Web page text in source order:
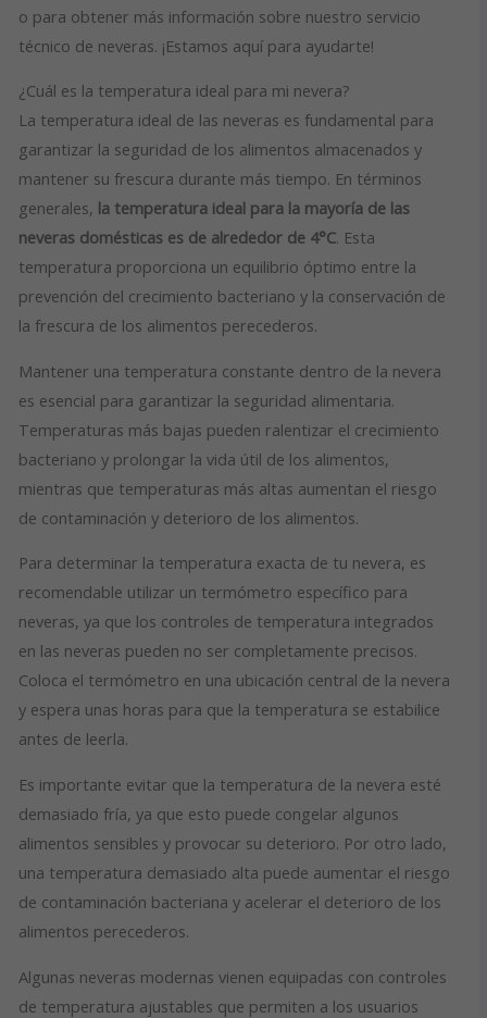
o para obtener más información sobre nuestro servicio
técnico de neveras. ¡Estamos aquí para ayudarte!
¿Cuál es la temperatura ideal para mi nevera?
La temperatura ideal de las neveras es fundamental para
garantizar la seguridad de los alimentos almacenados y
mantener su frescura durante más tiempo. En términos
generales, la temperatura ideal para la mayoría de las
neveras domésticas es de alrededor de 4°C. Esta
temperatura proporciona un equilibrio óptimo entre la
prevención del crecimiento bacteriano y la conservación de
la frescura de los alimentos perecederos.
Mantener una temperatura constante dentro de la nevera
es esencial para garantizar la seguridad alimentaria.
Temperaturas más bajas pueden ralentizar el crecimiento
bacteriano y prolongar la vida útil de los alimentos,
mientras que temperaturas más altas aumentan el riesgo
de contaminación y deterioro de los alimentos.
Para determinar la temperatura exacta de tu nevera, es
recomendable utilizar un termómetro específico para
neveras, ya que los controles de temperatura integrados
en las neveras pueden no ser completamente precisos.
Coloca el termómetro en una ubicación central de la nevera
y espera unas horas para que la temperatura se estabilice
antes de leerla.
Es importante evitar que la temperatura de la nevera esté
demasiado fría, ya que esto puede congelar algunos
alimentos sensibles y provocar su deterioro. Por otro lado,
una temperatura demasiado alta puede aumentar el riesgo
de contaminación bacteriana y acelerar el deterioro de los
alimentos perecederos.
Algunas neveras modernas vienen equipadas con controles
de temperatura ajustables que permiten a los usuarios